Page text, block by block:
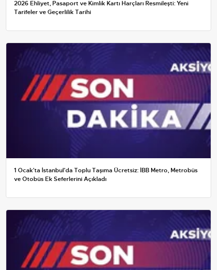
2026 Ehliyet, Pasaport ve Kimlik Kartı Harçları Resmileşti: Yeni
Tarifeler ve Geçerlilik Tarihi
1 Ocak'ta İstanbul'da Toplu Taşıma Ücretsiz: İBB Metro, Metrobüs
ve Otobüs Ek Seferlerini Açıkladı